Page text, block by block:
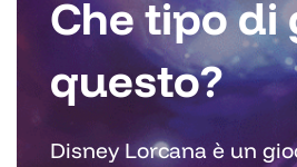
Che tipo di
questo?
Disney Lorcana è un